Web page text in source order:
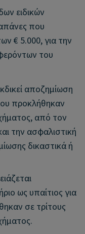
ειδικών
που
€ 5.000, για την
του
αποζημίωση
προκλήθηκαν
από τον
την ασφαλιστική
δικαστικά ή
ως υπαίτιος για
σε τρίτους